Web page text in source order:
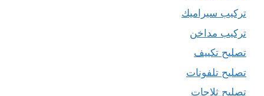
تركيب سيراميك
تركيب مداخن
تصليح تكييف
تصليح تلفونات
تصليح ثلاجات